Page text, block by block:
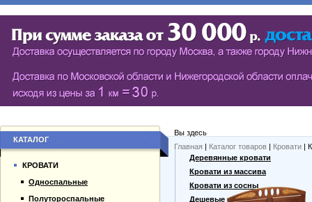
СЕРИЯ ШКАФОВ ECO (ЭКОЛОГИЯ)
РАСПАШНЫЕ ШКАФЫ
БИБЛИОТЕКИ, СТЕНКИ, ВИТРАЖИ
БУФЕТЫ
Вы здесь
Главная | Каталог товаров | Кровати |
КАТАЛОГ
КРОВАТИ
Односпальные
Полутороспальные
Гарантии
Оплата и доставка
Деревянные кровати
Кровати из массива
Кровати из сосны
Дешевые кровати